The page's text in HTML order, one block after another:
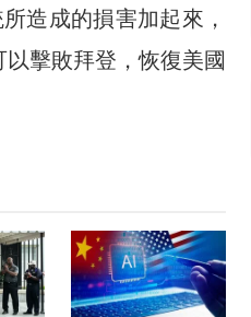
造成的損害加起來，
擊敗拜登，恢復美國